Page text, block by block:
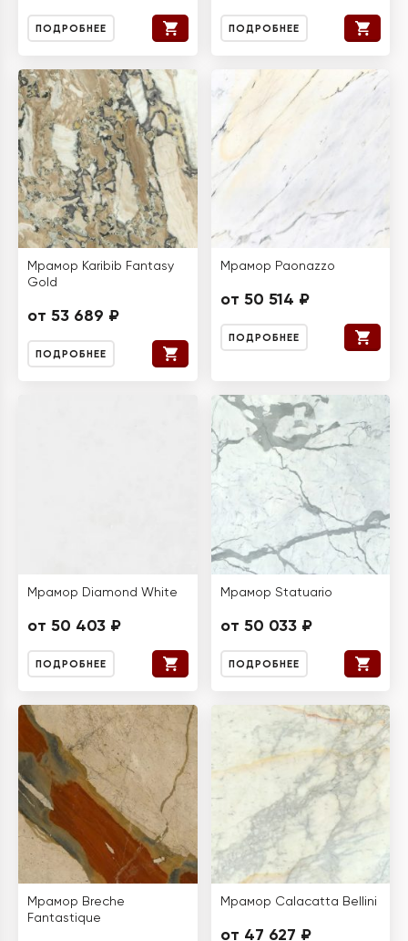
ПОДРОБНЕЕ ПОДРОБНЕЕ
Мрамор Karibib Fantasy
Gold
от 53 689 ₽
ПОДРОБНЕЕ
Мрамор Paonazzo
от 50 514 ₽
ПОДРОБНЕЕ
Мрамор Diamond White
от 50 403 ₽
ПОДРОБНЕЕ
Мрамор Statuario
от 50 033 ₽
ПОДРОБНЕЕ
Мрамор Breche
Fantastique
Мрамор Calacatta Bellini
от 47 627 ₽